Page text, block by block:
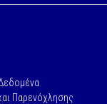
Παρενόχλησης